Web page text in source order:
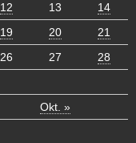
Okt. »
12 13
14
19 20
21
26 27
28